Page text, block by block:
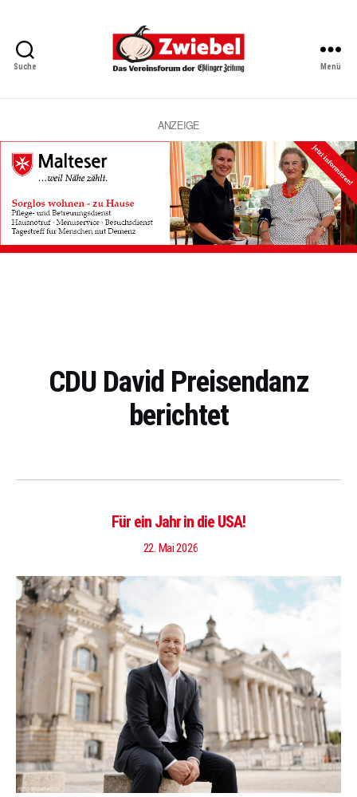
Suche
Vereinsforum
Eßlinger
Zeitung
Menü
ANZEIGE
CDU David Preisendanz
berichtet
Für ein Jahr in die USA!
22. Mai 2026